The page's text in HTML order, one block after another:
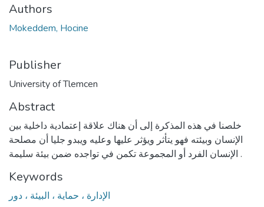
Authors
Mokeddem, Hocine
Publisher
University of Tlemcen
Abstract
خلصنا في هذه المذكرة إلى أن هناك علاقة إعتمادية داخلية بين
الإنسان وبيئته فهو يتأثر ويؤثر عليها وعليه ويبدو جليا أن مصلحة
الإنسان الفرد أو المجموعة تكمن في تواجده ضمن بيئة سليمة .
Keywords
الإدارة ، حماية ، البيئة ، دور